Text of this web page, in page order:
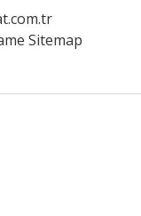
Sitemap